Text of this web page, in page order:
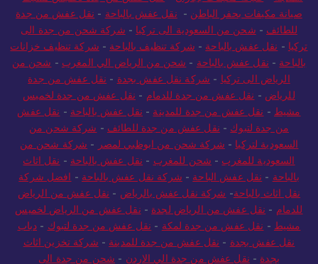
للمدينة
- صيانة مكيفات بجازان - نقل عفش من جدة لخميس مشيط
صيانة مكيفات بحفر الباطن
نقل عفش بالباحة
نقل عفش من جدة
للطائف
شحن من السعودية الى تركيا - شركة شحن من جدة الى
تركيا
نقل عفش بالباحة شركة تنظيف بالباحة-
شركة تنظيف خزانات
بالباحة
- نقل عفش بالباحة - شحن من الرياض الي المغرب
شحن من
الرياض الى تركيا
شركة نقل عفش بجدة
نقل عفش من جدة
للرياض
نقل عفش من جدة للدمام
نقل عفش من جدة لخميس
نقل عفش من جدة للمدينة نقل عفش بالباحة
نقل عفش
من جدة لتبوك
نقل عفش من جدة للطائف
شركة شحن من
السعودية لتركيا
شركة شحن من ابوظبي لمصر- شركة شحن من
السعودية للمغرب
- شحن للمغرب - نقل عفش بالباحة -
نقل اثاث
بالباحة
نقل عفش الباحة - شركة نقل عفش بالباحة
افضل شركة
نقل اثاث بالباحة
شركة نقل عفش بالرياض
نقل عفش من الرياض
للدمام
نقل عفش من الرياض لجدة -نقل عفش من الرياض لخميس
مشيط
نقل عفش من جدة لمكة نقل عفش من جدة لتبوك - دباب
نقل عفش بجدة
نقل عفش من جدة للمدينة
شركة تخزين اثاث